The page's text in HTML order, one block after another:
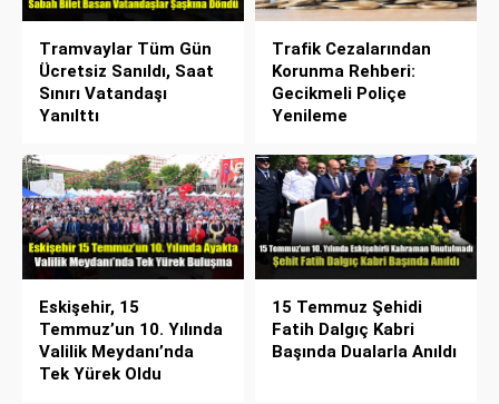
Tramvaylar Tüm Gün
Ücretsiz Sanıldı, Saat
Sınırı Vatandaşı
Yanılttı
Trafik Cezalarından
Korunma Rehberi:
Gecikmeli Poliçe
Yenileme
Eskişehir, 15
Temmuz’un 10. Yılında
Valilik Meydanı’nda
Tek Yürek Oldu
15 Temmuz Şehidi
Fatih Dalgıç Kabri
Başında Dualarla Anıldı